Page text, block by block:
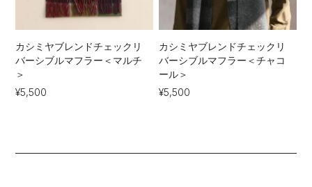
カシミヤブレンドチェックリ
バーシブルマフラー＜マルチ
＞
¥5,500
カシミヤブレンドチェックリ
バーシブルマフラー＜チャコ
ール＞
¥5,500